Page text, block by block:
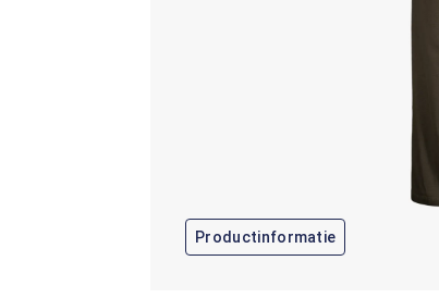
Productinformatie